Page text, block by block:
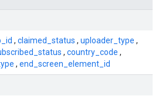
, claimed_status , uploader_type ,
, country_code ,
, end_screen_element_id